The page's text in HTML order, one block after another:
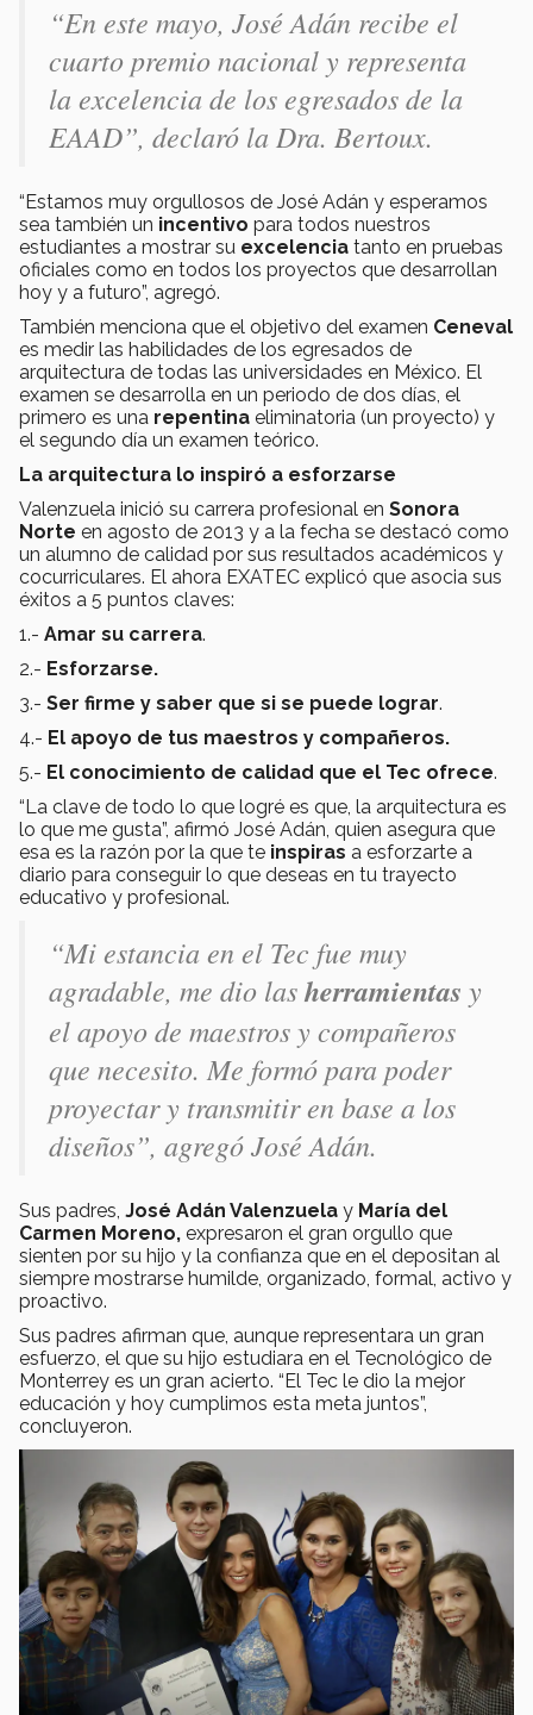
“En este mayo, José Adán recibe el
cuarto premio nacional y representa
la excelencia de los egresados de la
EAAD”, declaró la Dra. Bertoux.
“Estamos muy orgullosos de José Adán y esperamos
sea también un incentivo para todos nuestros
estudiantes a mostrar su excelencia tanto en pruebas
oficiales como en todos los proyectos que desarrollan
hoy y a futuro”, agregó.
También menciona que el objetivo del examen Ceneval
es medir las habilidades de los egresados de
arquitectura de todas las universidades en México. El
examen se desarrolla en un periodo de dos días, el
primero es una repentina eliminatoria (un proyecto) y
el segundo día un examen teórico.
La arquitectura lo inspiró a esforzarse
Valenzuela inició su carrera profesional en Sonora
Norte en agosto de 2013 y a la fecha se destacó como
un alumno de calidad por sus resultados académicos y
cocurriculares. El ahora EXATEC explicó que asocia sus
éxitos a 5 puntos claves:
1.- Amar su carrera.
2.- Esforzarse.
3.- Ser firme y saber que si se puede lograr.
4.- El apoyo de tus maestros y compañeros.
5.- El conocimiento de calidad que el Tec ofrece.
“La clave de todo lo que logré es que, la arquitectura es
lo que me gusta”, afirmó José Adán, quien asegura que
esa es la razón por la que te inspiras a esforzarte a
diario para conseguir lo que deseas en tu trayecto
educativo y profesional.
“Mi estancia en el Tec fue muy
agradable, me dio lasherramientas y
el apoyo de maestros y compañeros
que necesito. Me formó para poder
proyectar y transmitir en base a los
diseños”, agregó José Adán.
Sus padres, José Adán Valenzuela y María del
Carmen Moreno, expresaron el gran orgullo que
sienten por su hijo y la confianza que en el depositan al
siempre mostrarse humilde, organizado, formal, activo y
proactivo.
Sus padres afirman que, aunque representara un gran
esfuerzo, el que su hijo estudiara en el Tecnológico de
Monterrey es un gran acierto. “El Tec le dio la mejor
educación y hoy cumplimos esta meta juntos”,
concluyeron.